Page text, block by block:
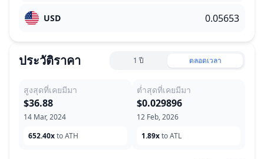
USD
ประวัติราคา 1 ปี ตลอดเวลา
สูงสุดที่เคยมีมา
14 Mar, 2024
$36.88
652.40xto ATH
ต่ำสุดที่เคยมีมา
12 Feb, 2026
$0.029896
1.89xto ATL